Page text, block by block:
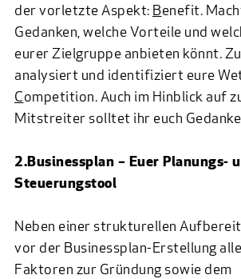
der vorletzte Aspekt: Benefit.
Gedanken, welche Vorteile und
eurer Zielgruppe anbieten könnt.
analysiert und identifiziert eure
Competition. Auch im Hinblick auf
Mitstreiter solltet ihr euch
2.Businessplan – Euer Planungs-
Steuerungstool
Neben einer strukturellen
vor der Businessplan-Erstellung
Faktoren zur Gründung sowie dem